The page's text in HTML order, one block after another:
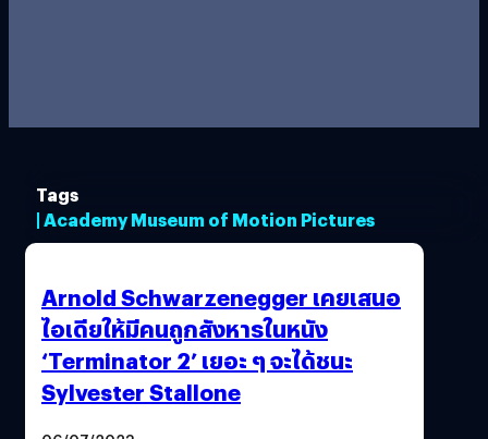
Tags
| Academy Museum of Motion Pictures
Arnold Schwarzenegger เคยเสนอ
ไอเดียให้มีคนถูกสังหารในหนัง
‘Terminator 2’ เยอะ ๆ จะได้ชนะ
Sylvester Stallone